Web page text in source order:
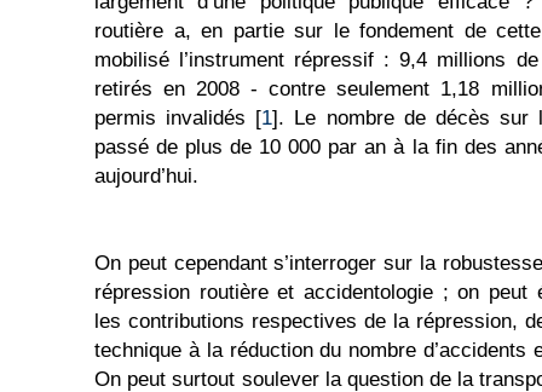
routière a, en partie sur le fondement de
mobilisé l’instrument répressif : 9,4 millions
retirés en 2008 - contre seulement 1,18
permis invalidés [1]. Le nombre de décès
passé de plus de 10 000 par an à la fin des
aujourd’hui.
On peut cependant s’interroger sur la
répression routière et accidentologie ; on peut
les contributions respectives de la répression,
technique à la réduction du nombre
On peut surtout soulever la question de la